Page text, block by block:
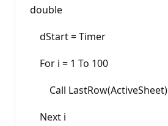
double
dStart = Timer
For i = 1 To 100
Call LastRow(ActiveSheet)
Next i